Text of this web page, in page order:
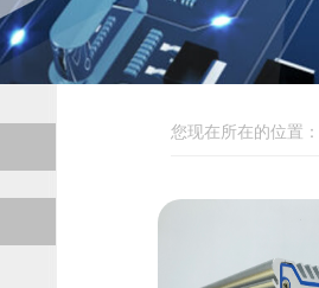
您现在所在的位置：